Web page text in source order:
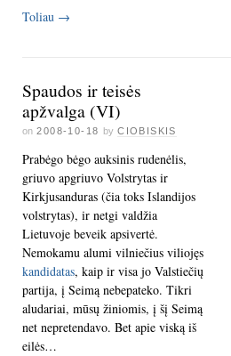
Toliau →
Spaudos ir teisės
apžvalga (VI)
on 2008-10-18 by CIOBISKIS
Prabėgo bėgo auksinis rudenėlis,
griuvo apgriuvo Volstrytas ir
Kirkjusanduras (čia toks Islandijos
volstrytas), ir netgi valdžia
Lietuvoje beveik apsivertė.
Nemokamu alumi vilniečius viliojęs
kandidatas, kaip ir visa jo Valstiečių
partija, į Seimą nebepateko. Tikri
aludariai, mūsų žiniomis, į šį Seimą
net nepretendavo. Bet apie viską iš
eilės…